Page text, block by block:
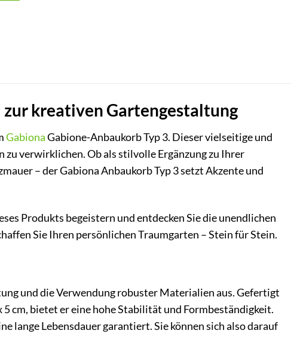
zur kreativen Gartengestaltung
GabionaGabione-Anbaukorb Typ 3. Dieser vielseitige und
verwirklichen. Ob als stilvolle Ergänzung zu Ihrer
– der Gabiona Anbaukorb Typ 3 setzt Akzente und
Produkts begeistern und entdecken Sie die unendlichen
Sie Ihren persönlichen Traumgarten – Stein für Stein.
und die Verwendung robuster Materialien aus. Gefertigt
cm, bietet er eine hohe Stabilität und Formbeständigkeit.
Lebensdauer garantiert. Sie können sich also darauf